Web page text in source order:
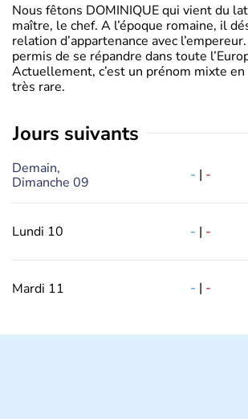
Nous fêtons DOMINIQUE qui vient du
maître, le chef. A l’époque romaine, il
relation d’appartenance avec
permis de se répandre dans toute
Actuellement, c’est un prénom mixte en
très rare.
jours suivants
Demain,
Dimanche 09
- | -
Lundi 10 - | -
Mardi 11 - | -